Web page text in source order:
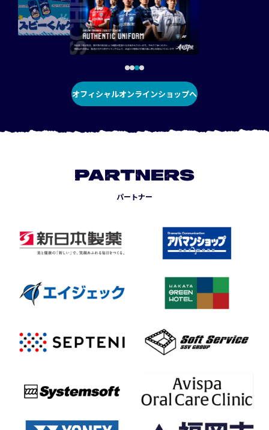
オフィシャルオンラインショップへ
PARTNERS
パートナー